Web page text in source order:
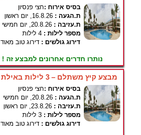
בסיס אירוח :חצי פנסיון
ת.הגעה : 16.8.26, יום ראשון
ת.עזיבה : 20.8.26, יום חמישי
מספר לילות : 4 לילות
דירוג גולשים : דירוג טוב מאוד
נותרו חדרים אחרונים למבצע זה !
מבצע קיץ משתלם – 3 לילות באילת כולל חצי פנסיון
בסיס אירוח :חצי פנסיון
ת.הגעה : 20.8.26, יום חמישי
ת.עזיבה : 23.8.26, יום ראשון
מספר לילות : 3 לילות
דירוג גולשים : דירוג טוב מאוד